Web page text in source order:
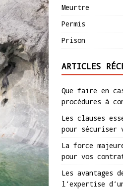
Meurtre
Permis
Prison
ARTICLES
Que faire en
procédures à
Les clauses
pour sécuriser
La force
pour vos
Les avantages
l’expertise